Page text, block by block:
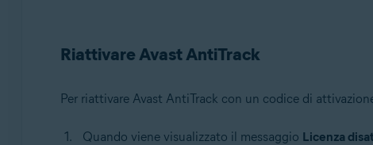
Riattivare Avast AntiTrack
Per riattivare Avast AntiTrack con un codice di
Quando viene visualizzato il messaggio Licenza